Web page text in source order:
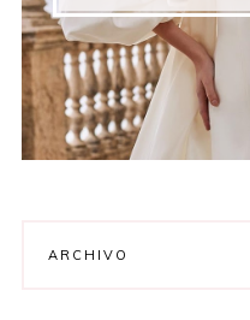
ARCHIVO